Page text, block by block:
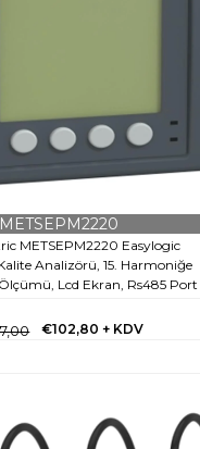
METSEPM2220 Easylogic
Analizörü, 15. Harmoniğe
Lcd Ekran, Rs485 Port
METSEPM2220
€102,80+ KDV